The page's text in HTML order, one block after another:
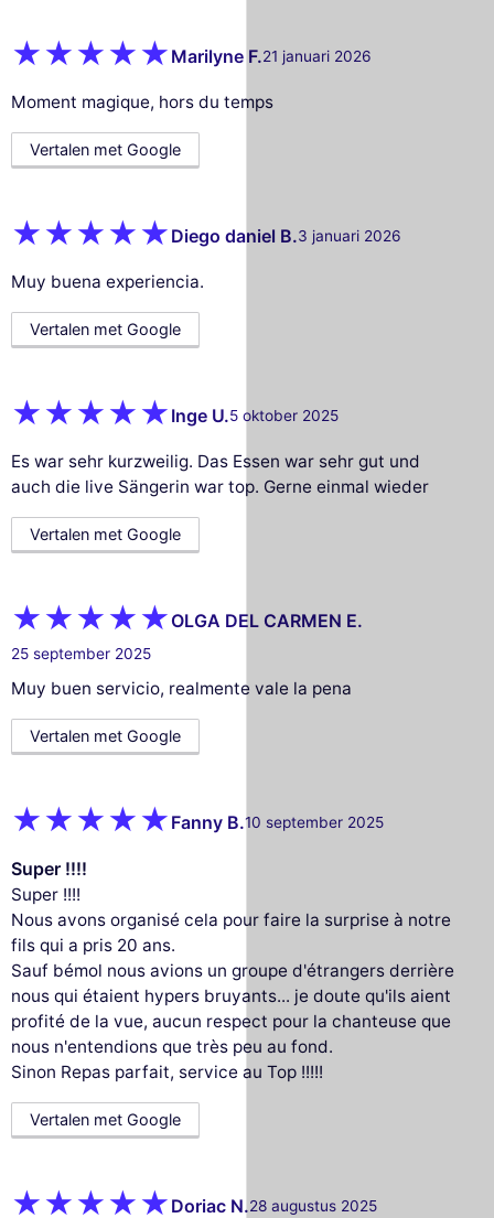
Marilyne F.21 januari 2026
Moment magique, hors du temps
Vertalen met Google
Diego daniel B.3 januari 2026
Muy buena experiencia.
Vertalen met Google
Inge U.5 oktober 2025
Es war sehr kurzweilig. Das Essen war sehr gut und
auch die live Sängerin war top. Gerne einmal wieder
Vertalen met Google
OLGA DEL CARMEN E.
25 september 2025
Muy buen servicio, realmente vale la pena
Vertalen met Google
Fanny B.10 september 2025
Super !!!!
Super !!!!
Nous avons organisé cela pour faire la surprise à notre
fils qui a pris 20 ans.
Sauf bémol nous avions un groupe d'étrangers derrière
nous qui étaient hypers bruyants... je doute qu'ils aient
profité de la vue, aucun respect pour la chanteuse que
nous n'entendions que très peu au fond.
Sinon Repas parfait, service au Top !!!!!
Vertalen met Google
Doriac N.28 augustus 2025